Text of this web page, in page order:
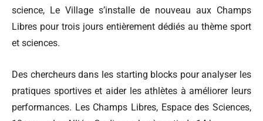
science, Le Village s’installe de nouveau aux Champs
Libres pour trois jours entièrement dédiés au thème sport
et sciences.
Des chercheurs dans les starting blocks pour analyser les
pratiques sportives et aider les athlètes à améliorer leurs
performances. Les Champs Libres, Espace des Sciences,